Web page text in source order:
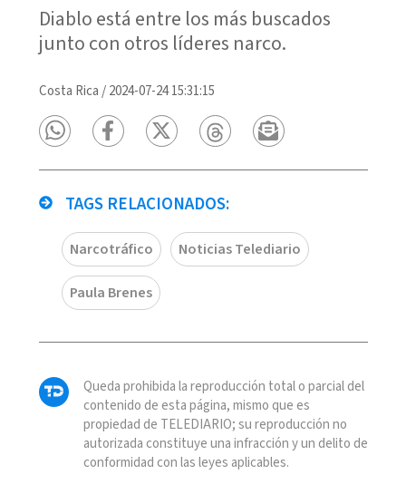
Diablo está entre los más buscados
junto con otros líderes narco.
Costa Rica /2024-07-24 15:31:15
TAGS RELACIONADOS:
Narcotráfico Noticias Telediario
Paula Brenes
Queda prohibida la reproducción total o parcial del
contenido de esta página, mismo que es
propiedad de TELEDIARIO; su reproducción no
autorizada constituye una infracción y un delito de
conformidad con las leyes aplicables.